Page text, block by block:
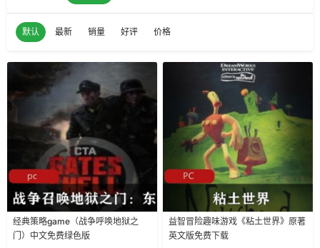
默认 最新 销量 好评 价格
经典策略game（战争呼唤地狱之
门）中文免费绿色版
益智冒险趣味游戏《粘土世界》原著
英文版免费下载